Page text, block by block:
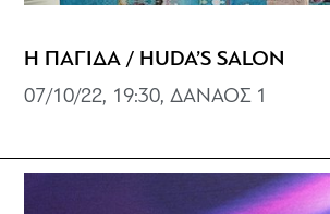
Η ΠΑΓΙΔΑ / HUDA’S SALON
07/10/22, 19:30, ΔΑΝΑΟΣ 1